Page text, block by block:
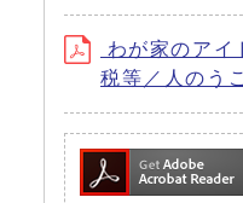
わが家のアイ
税等／人のう